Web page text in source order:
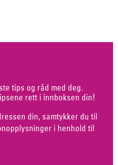
tips og råd med deg.
rett i innboksen din!
din, samtykker du til
i henhold til